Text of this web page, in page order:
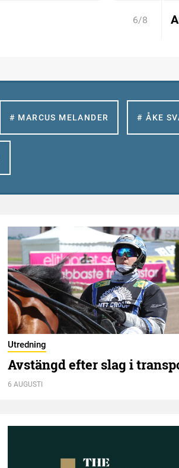
6/8
# MARCUS MELANDER # ÅKE
Utredning
Avstängd efter slag i
6 AUGUSTI